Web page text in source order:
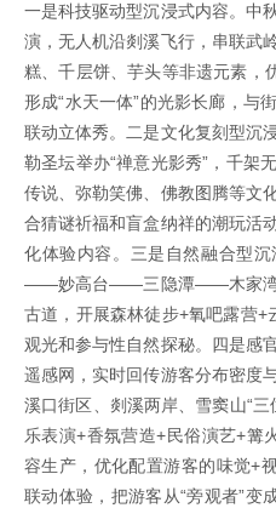
一是科技驱动型沉浸式内容。中
演，无人机沿剡溪飞行，串联武
糕、千层饼、芋头等非遗元素，
形成“水天一体”的光影长廊，与
联动立体秀。二是文化复刻型沉
勒圣坛举办“禅意光影秀”，千架
传说、弥勒笑佛、佛教图腾等文
合猜谜祈福和盲盒纳祥的潮玩活
化体验内容。三是自然融合型
——妙高台——三隐潭——木家
古道，开展森林徒步+氧吧露营
观光和参与性自然探秘。四是感
遥感网，实时回传游客分布密度
溪口街区、剡溪两岸、雪窦山“
乐表演+香氛营造+民俗演艺+篝
容生产，优化配置游客的味觉+
联动体验，把游客从“旁观者”变